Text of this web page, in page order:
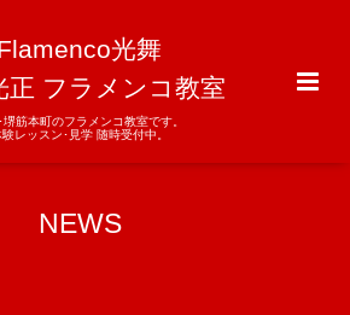
光舞
正 フラメンコ教室
堺筋本町のフラメンコ教室です。
験レッスン･見学 随時受付中。
NEWS